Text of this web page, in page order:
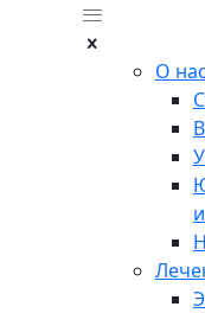
О нас